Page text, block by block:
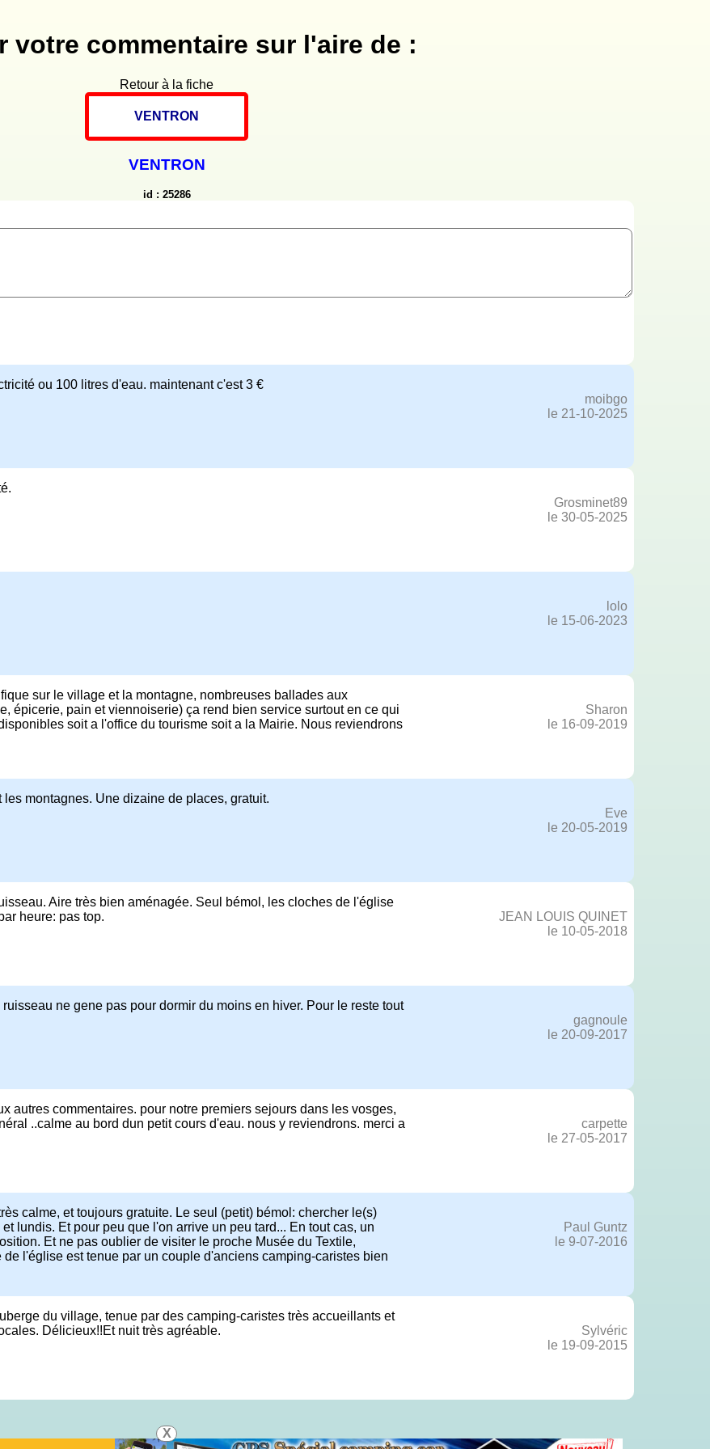
X
votre commentaire sur l'aire de :
Retour à la fiche
VENTRON
VENTRON
id : 25286
ou 100 litres d'eau. maintenant c'est 3 €
moibgo
le 21-10-2025
Grosminet89
le 30-05-2025
lolo
le 15-06-2023
sur le village et la montagne, nombreuses ballades aux
épicerie, pain et viennoiserie) ça rend bien service surtout en ce qui
soit a l'office du tourisme soit a la Mairie. Nous reviendrons
Sharon
le 16-09-2019
montagnes. Une dizaine de places, gratuit.
Eve
le 20-05-2019
Aire très bien aménagée. Seul bémol, les cloches de l'église
heure: pas top.
JEAN LOUIS QUINET
le 10-05-2018
ne gene pas pour dormir du moins en hiver. Pour le reste tout
gagnoule
le 20-09-2017
autres commentaires. pour notre premiers sejours dans les vosges,
..calme au bord dun petit cours d'eau. nous y reviendrons. merci a
carpette
le 27-05-2017
calme, et toujours gratuite. Le seul (petit) bémol: chercher le(s)
lundis. Et pour peu que l'on arrive un peu tard... En tout cas, un
Et ne pas oublier de visiter le proche Musée du Textile,
l'église est tenue par un couple d'anciens camping-caristes bien
Paul Guntz
le 9-07-2016
du village, tenue par des camping-caristes très accueillants et
Délicieux!!Et nuit très agréable.
Sylvéric
le 19-09-2015